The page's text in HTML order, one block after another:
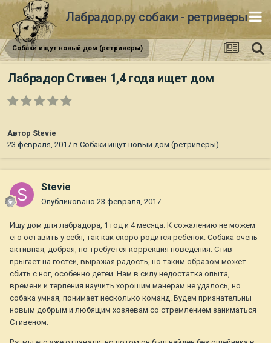
Лабрадор.ру собаки - ретриверы
Собаки ищут новый дом (ретриверы)
Лабрадор Стивен 1,4 года ищет дом
Автор Stevie
23 февраля, 2017 в Собаки ищут новый дом (ретриверы)
Stevie
Опубликовано 23 февраля, 2017
Ищу дом для лабрадора, 1 год и 4 месяца. К сожалению не можем
его оставить у себя, так как скоро родится ребенок. Собака очень
активная, добрая, но требуется коррекция поведения. Стив
прыгает на гостей, выражая радость, но таким образом может
сбить с ног, особенно детей. Нам в силу недостатка опыта,
времени и терпения научить хорошим манерам не удалось, но
собака умная, понимает несколько команд. Будем признательны
новым добрым и любящим хозяевам со стремлением заниматься
Стивеном.